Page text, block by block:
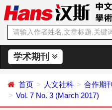
学术期刊
首页 人文社科 合作期刊
Vol. 7 No. 3 (March 2017)